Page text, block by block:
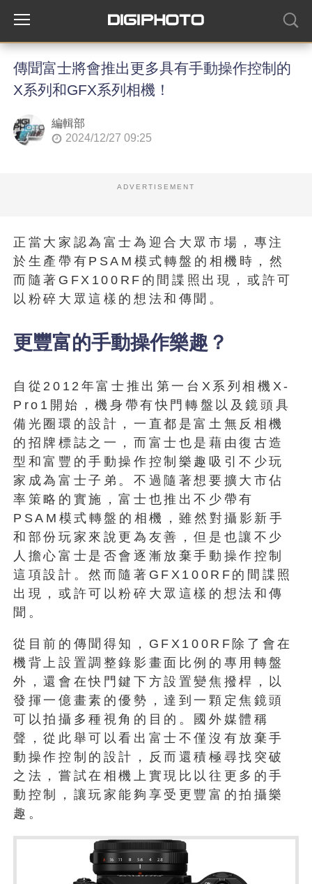
傳聞富士將會推出更多具有手動操作控制的
X系列和GFX系列相機！
編輯部
2024/12/27 09:25
ADVERTISEMENT
正當大家認為富士為迎合大眾市場，專注
於生產帶有PSAM模式轉盤的相機時，然
而隨著GFX100RF的間諜照出現，或許可
以粉碎大眾這樣的想法和傳聞。
更豐富的手動操作樂趣？
自從2012年富士推出第一台X系列相機X-
Pro1開始，機身帶有快門轉盤以及鏡頭具
備光圈環的設計，一直都是富土無反相機
的招牌標誌之一，而富士也是藉由復古造
型和富豐的手動操作控制樂趣吸引不少玩
家成為富士子弟。不過隨著想要擴大市佔
率策略的實施，富士也推出不少帶有
PSAM模式轉盤的相機，雖然對攝影新手
和部份玩家來說更為友善，但是也讓不少
人擔心富士是否會逐漸放棄手動操作控制
這項設計。然而隨著GFX100RF的間諜照
出現，或許可以粉碎大眾這樣的想法和傳
聞。
從目前的傳聞得知，GFX100RF除了會在
機背上設置調整錄影畫面比例的專用轉盤
外，還會在快門鍵下方設置變焦撥桿，以
發揮一億畫素的優勢，達到一顆定焦鏡頭
可以拍攝多種視角的目的。國外媒體稱
聲，從此舉可以看出富士不僅沒有放棄手
動操作控制的設計，反而還積極尋找突破
之法，嘗試在相機上實現比以往更多的手
動控制，讓玩家能夠享受更豐富的拍攝樂
趣。